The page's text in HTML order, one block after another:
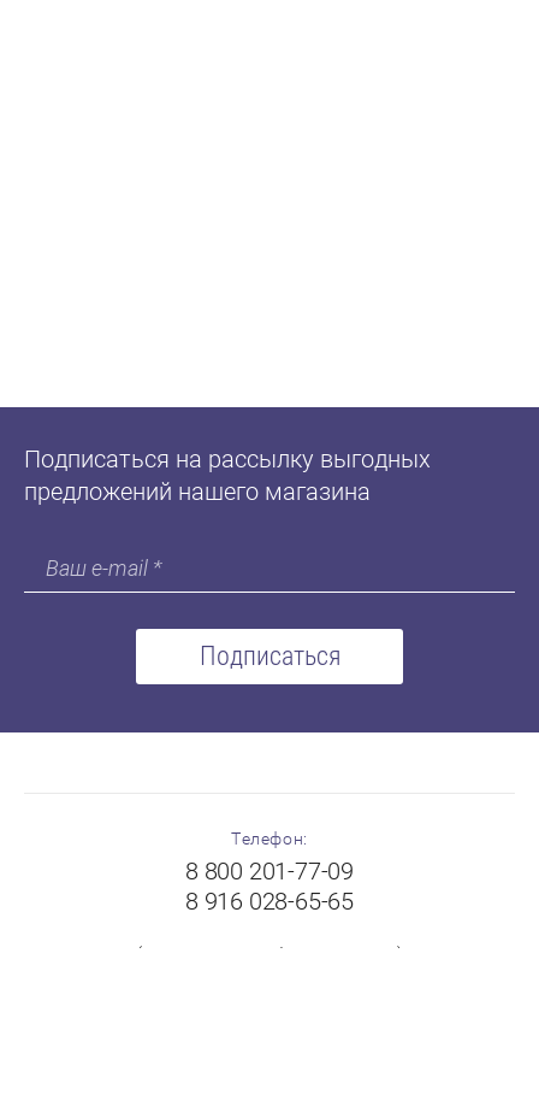
Подписаться на рассылку выгодных
предложений нашего магазина
Подписаться
Телефон:
8 800 201-77-09
8 916 028-65-65
(с 8:00 до 19:00 без выходных)